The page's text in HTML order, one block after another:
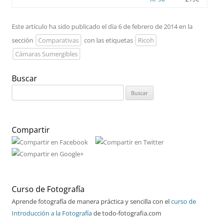
Este artículo ha sido publicado el día 6 de febrero de 2014 en la
sección
Comparativas con las etiquetas
Ricoh
Cámaras Sumergibles
Buscar
Compartir
Curso de Fotografía
Aprende fotografía de manera práctica y sencilla con elcurso de
Introducción a la Fotografíade todo-fotografia.com